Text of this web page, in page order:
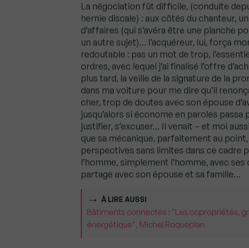
La négociation fût difficile, (conduite
hernie discale) : aux côtés du chanteur,
d’affaires (qui s’avéra être une planche
un autre sujet)… l’acquéreur, lui, força
redoutable : pas un mot de trop,
ordres, avec lequel j’ai finalisé l’offre
plus tard, la veille de la signature de la
dans ma voiture pour me dire qu’il
cher, trop de doutes avec son épouse
jusqu’alors si économe en paroles passa
justifier, s’excuser… Il venait – et moi
que sa mécanique, parfaitement au
perspectives sans limites dans ce cadre
l’homme, simplement l’homme, avec
partage avec son épouse et sa famille…
À LIRE AUSSI
Bâtiments connectés : "Les copropriétés,
énergétique", Michel Roqueplan